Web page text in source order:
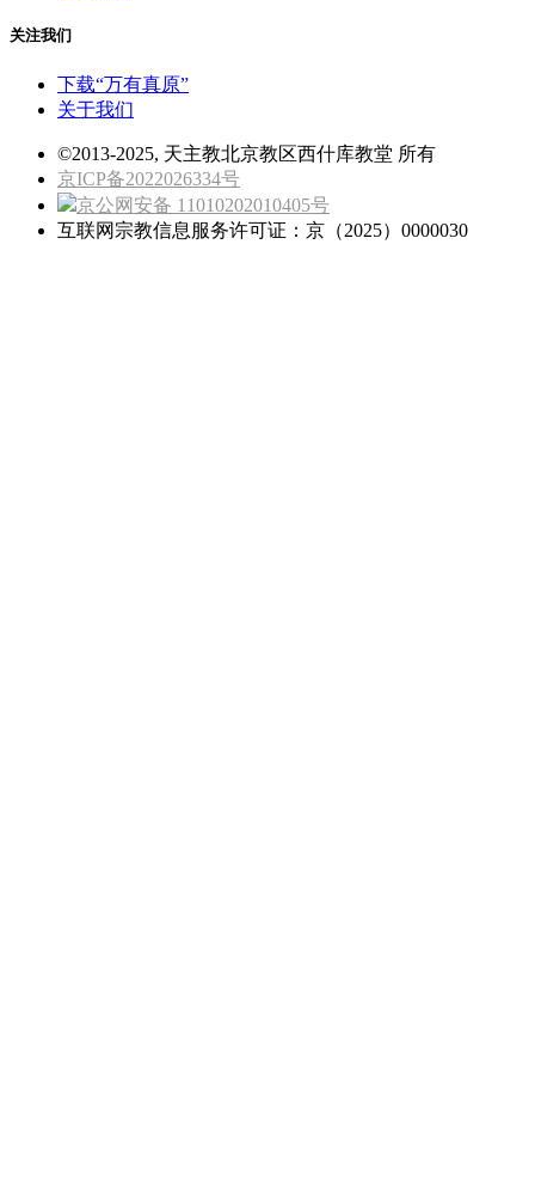
关注我们
下载“万有真原”
关于我们
©2013-2025, 天主教北京教区西什库教堂 所有
京ICP备2022026334号
京公网安备 11010202010405号
互联网宗教信息服务许可证：京（2025）0000030